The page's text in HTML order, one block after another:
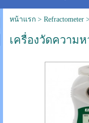
หน้าแรก> Refractometer
เครื่องวัดความห